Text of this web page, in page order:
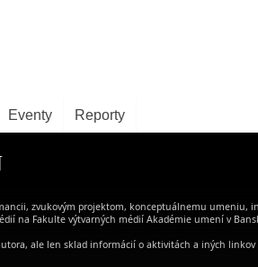
Eventy Reporty
zvukovým projektom, konceptuálnemu umeniu,
na Fakulte výtvarných médií Akadémie umení v
ale len sklad informácií o aktivitách a iných